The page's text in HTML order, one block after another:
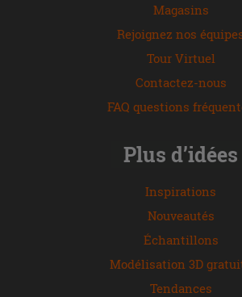
Magasins
Rejoignez nos
Tour Virtuel
Contactez-nous
FAQ questions
Plus d’idées
Inspirations
Nouveautés
Échantillons
Modélisation 3D
Tendances